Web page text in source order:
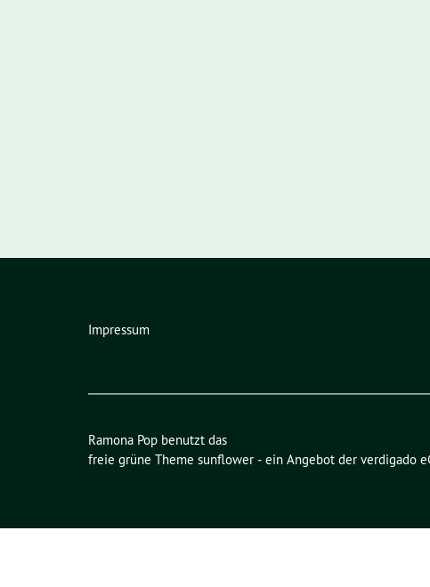
Impressum
Ramona Pop benutzt das
freie grüne Theme sunflower ‐ ein Angebot der verdigado